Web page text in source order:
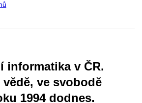
informatika v ČR.
ve svobodě
1994 dodnes.